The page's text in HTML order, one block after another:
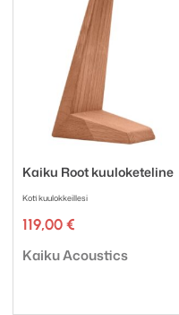
Kaiku Root kuuloketeline
Koti kuulokkeillesi
119,00 €
Tuotemerkki:
Kaiku Acoustics